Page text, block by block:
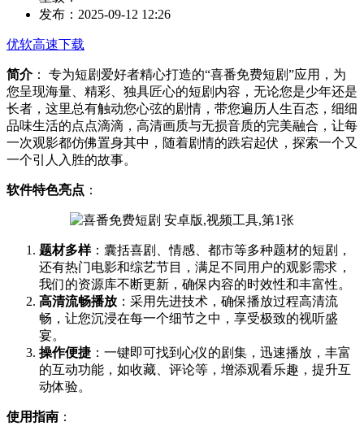
发布： 2025-09-12 12:26
优软高速下载
简介： 专为短剧爱好者精心打造的“喜番免费短剧”应用，为
您呈现海量、精彩、独具匠心的短剧内容，无论您是少年还是
长者，这里总有触动您心弦的剧情，带您遍历人生百态，细细
品味生活的点点滴滴，高清画质与无损音质的完美融合，让每
一次观影都仿佛置身其中，随着剧情的跌宕起伏，探索一个又
一个引人入胜的故事。
软件特色亮点 ：
题材多样：囊括喜剧、情感、都市等多种题材的短剧，
还有热门电影和综艺节目，满足不同用户的观影需求，
我们的资源库不断更新，确保内容的时效性和丰富性。
高清流畅播放 ：采用先进技术，确保播放过程高清流
畅，让您沉浸在每一个细节之中，享受极致的视听盛
宴。
操作便捷 ：一键即可找到心仪的剧集，迅速播放，丰富
的互动功能，如收藏、评论等，增添观看乐趣，提升互
动体验。
使用指南 ：